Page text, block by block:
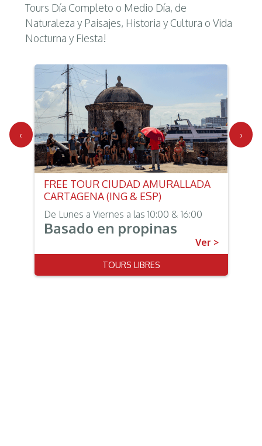
Tours Día Completo o Medio Día, de
Naturaleza y Paisajes, Historia y Cultura o Vida
Nocturna y Fiesta!
FREE TOUR CIUDAD AMURALLADA
CARTAGENA (ING & ESP)
De Lunes a Viernes a las 10:00 & 16:00
Basado en propinas
Ver >
TOURS LIBRES
‹ ›